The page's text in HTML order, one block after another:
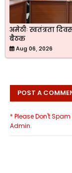
अमेठीः स्वतंत्रता
बैठक
Aug 06, 2026
POST A
* Please Don't
Admin.